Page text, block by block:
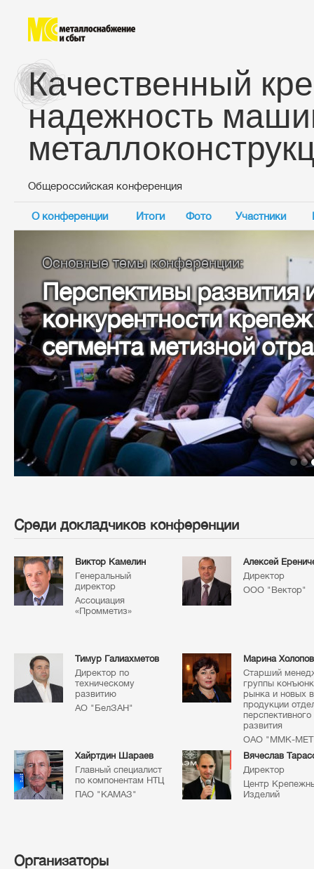
Качественный
надежность
Общероссийская конференция
О конференции Итоги Фото Участники
Основные темы конференции:
Перспективы развития
конкурентности
сегмента метизной
Среди докладчиков конференции
Виктор Камелин
Генеральный
директор
Ассоциация
«Промметиз»
Алексей
Директор
ООО "Вектор"
Тимур Галиахметов
Директор по
техническому
развитию
АО "БелЗАН"
Марина
Старший
группы
рынка и новых
продукции
перспективного
развития
ОАО "ММК-
Хайртдин Шараев
Главный специалист
по компонентам НТЦ
ПАО "КАМАЗ"
Вячеслав
Директор
Центр
Изделий
Организаторы